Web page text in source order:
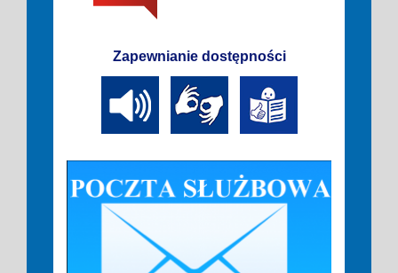
Zapewnianie dostępności